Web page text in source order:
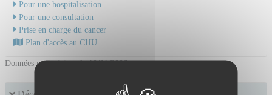
Pour une hospitalisation
Pour une consultation
Prise en charge du cancer
Plan d'accès au CHU
Données mises à jour le 12/01/2026